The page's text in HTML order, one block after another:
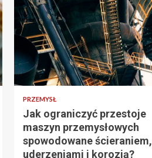
PRZEMYSŁ
Jak ograniczyć przestoje
maszyn przemysłowych
spowodowane ścieraniem,
uderzeniami i korozją?